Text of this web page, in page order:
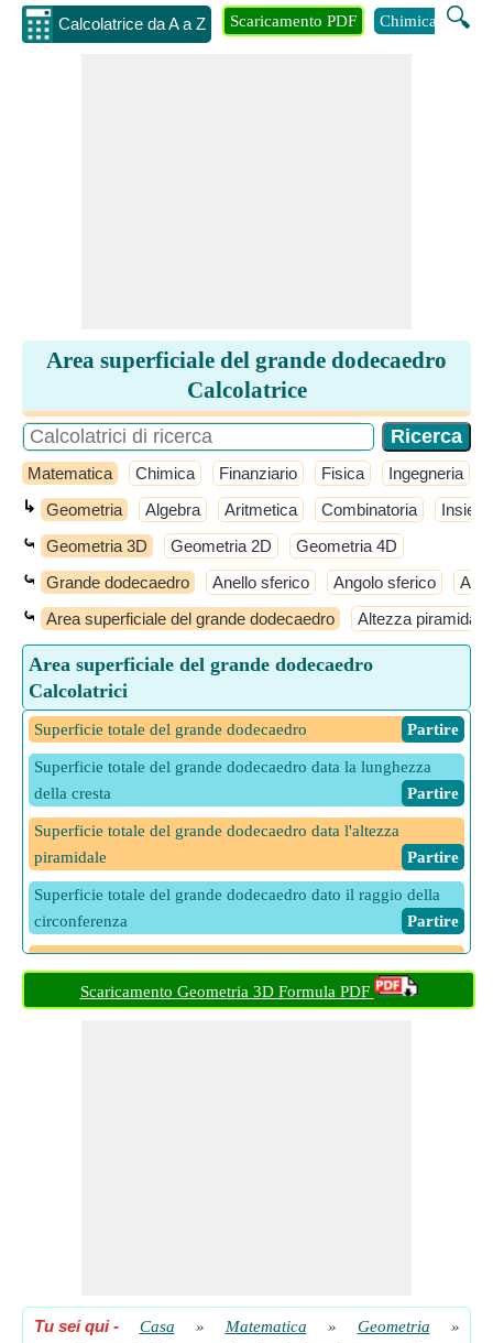
Calcolatrice da A a Z 🔍
Scaricamento PDF Chimica
Area superficiale del grande dodecaedro
Calcolatrice
Matematica Chimica Finanziario Fisica Ingegneria
↳ Geometria Algebra Aritmetica Combinatoria
⤿ Geometria 3D Geometria 2D Geometria 4D
⤿ Grande dodecaedro Anello sferico Angolo sferico
⤿ Area superficiale del grande dodecaedro Altezza
Area superficiale del grande dodecaedro
Calcolatrici
Superficie totale del grande dodecaedro ​ Partire
Superficie totale del grande dodecaedro data la lunghezza
della cresta
​ Partire
Superficie totale del grande dodecaedro data l'altezza
piramidale
​ Partire
Superficie totale del grande dodecaedro dato il raggio della
circonferenza
​ Partire
Superficie totale del grande dodecaedro dato il rapporto
superficie/volume
​ Partire
Scaricamento Geometria 3D Formula PDF
Tu sei qui- Casa » Matematica » Geometria
»